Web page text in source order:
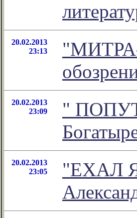
20.02.2013
23:13
20.02.2013
23:09
"
20.02.2013
23:05
"ЕХАЛ